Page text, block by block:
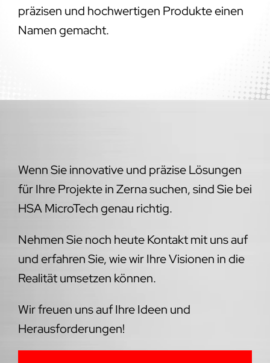
präzisen und hochwertigen Produkte einen
Namen gemacht.
Wenn Sie innovative und präzise Lösungen
für Ihre Projekte in Zerna suchen, sind Sie bei
HSA MicroTech genau richtig.
Nehmen Sie noch heute Kontakt mit uns auf
und erfahren Sie, wie wir Ihre Visionen in die
Realität umsetzen können.
Wir freuen uns auf Ihre Ideen und
Herausforderungen!